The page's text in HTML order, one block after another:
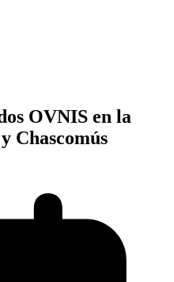
OVNIS en la
Chascomús